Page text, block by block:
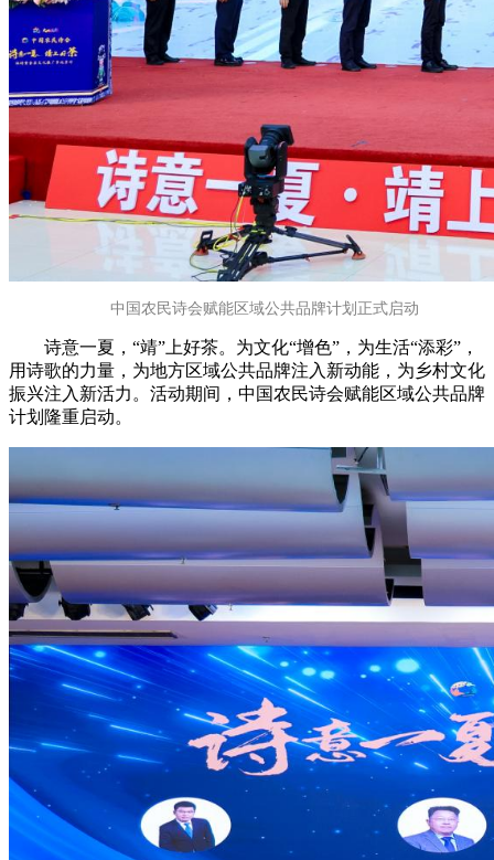
中国农民诗会赋能区域公共品牌计划正式启动
诗意一夏，“靖”上好茶。为文化“增色”，为生活“添彩”，
用诗歌的力量，为地方区域公共品牌注入新动能，为乡村文化
振兴注入新活力。活动期间，中国农民诗会赋能区域公共品牌
计划隆重启动。